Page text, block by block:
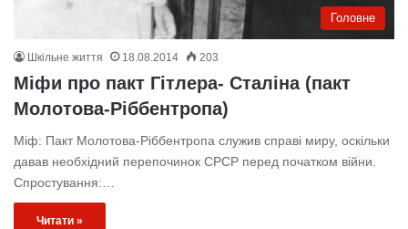
Головне
Шкільне життя 18.08.2014 203
Міфи про пакт Гітлера- Сталіна (пакт
Молотова-Ріббентропа)
Міф: Пакт Молотова-Ріббентропа служив справі миру, оскільки
давав необхідний перепочинок СРСР перед початком війни.
Спростування:…
Читати »